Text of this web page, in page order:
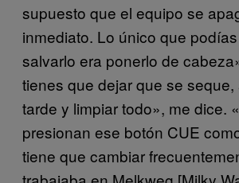
supuesto que el equipo se
inmediato. Lo único que
salvarlo era ponerlo de
tienes que dejar que se seque,
tarde y limpiar todo», me dice.
presionan ese botón CUE
tiene que cambiar